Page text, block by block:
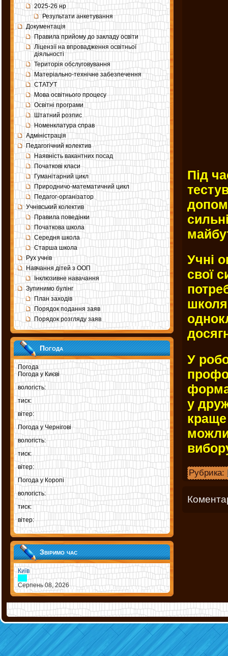
2025-26 нр
Результати анкетування
Документація
Правила прийому до закладу освіти
Ліцензії на впровадження освітньої
діяльності
Територія обслуговування
Матеріально-технічне забезпечення
СТАТУТ
Мова освітнього процесу
Освітні програми
Штатний розпис
Номенклатура справ
Адміністрація
Педагогічний колектив
Наявність вакантних посад
Початкові класи
Гуманітарний цикл
Природничо-математичний цикл
Педагог-організатор
Учнівський колектив
Правила поведінки
Початкова школа
Середня школа
Старша школа
Рух учнів
Навчання дітей з ООП
Інклюзивне навачання
Зупинимо булінг
План заходів
Порядок подання заяв
Порядок розгляду заяв
Погода
Погода
Погода у Києві
вологість:
тиск:
вітер:
Погода у Чернігові
вологість:
тиск:
вітер:
Погода у Коропі
вологість:
тиск:
вітер:
Звіримо час
Київ
Серпень 08, 2026
Під
Учні
свої
У
у
краще
Рубрика: